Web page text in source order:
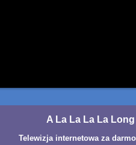
A La La La La Long
Telewizja internetowa za